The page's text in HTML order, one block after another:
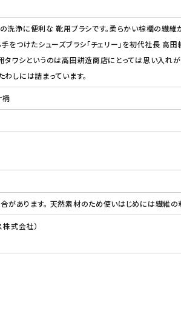
洗浄に便利な 靴用ブラシです。柔らかい棕櫚の繊
をつけたシューズブラシ「チェリー」を初代社長 高
タワシというのは高田耕造商店にとっては思い入れ
しには詰まっています。
柄
あります。 天然素材のため使いはじめには繊維の
式会社）